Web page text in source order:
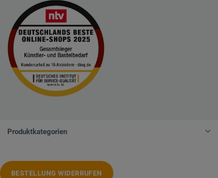
Produktkategorien
BESTELLUNG WIDERRUFEN